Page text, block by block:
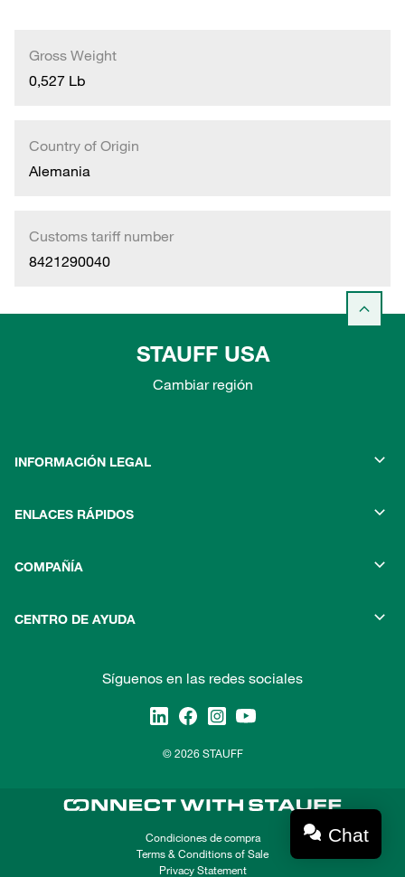
Gross Weight
0,527 Lb
Country of Origin
Alemania
Customs tariff number
8421290040
STAUFF USA
Cambiar región
INFORMACIÓN LEGAL
ENLACES RÁPIDOS
COMPAÑÍA
CENTRO DE AYUDA
Síguenos en las redes sociales
© 2026 STAUFF
Condiciones de compra
Terms & Conditions of Sale
Privacy Statement
Chat